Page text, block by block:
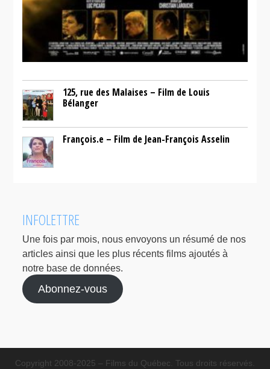
125, rue des Malaises – Film de Louis
Bélanger
François.e – Film de Jean-François Asselin
INFOLETTRE
Une fois par mois, nous envoyons un résumé de nos
articles ainsi que les plus récents films ajoutés à
notre base de données.
Abonnez-vous
Copyright 2008-2025 – Films du Québec. Tous droits réservés.